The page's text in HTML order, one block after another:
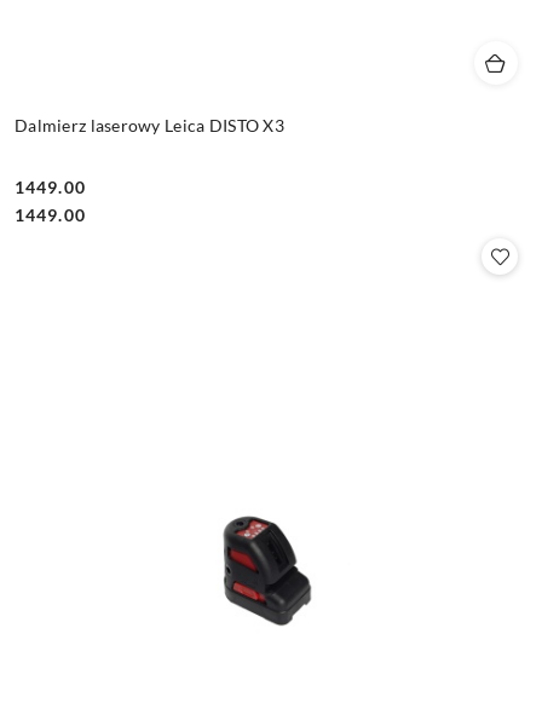
Dalmierz laserowy Leica DISTO X3
Cena:
1449.00
Cena:
1449.00